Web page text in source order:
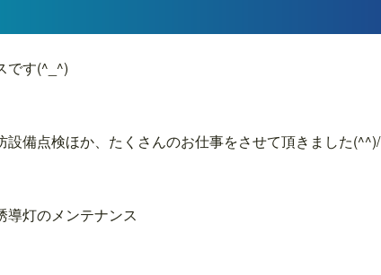
です(^_^)
備点検ほか、たくさんのお仕事をさせて頂きました(^^)/
導灯のメンテナンス